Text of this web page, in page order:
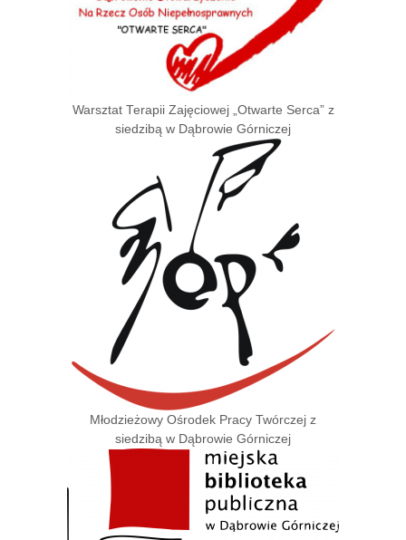
Warsztat Terapii Zajęciowej „Otwarte Serca” z
siedzibą w Dąbrowie Górniczej
Młodzieżowy Ośrodek Pracy Twórczej z
siedzibą w Dąbrowie Górniczej